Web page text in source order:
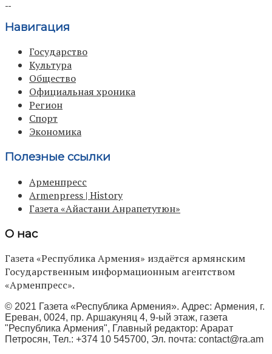
Навигация
Государство
Культура
Общество
Официальная хроника
Регион
Спорт
Экономика
Полезные ссылки
Арменпресс
Armenpress | History
Газета «Айастани Анрапетутюн»
О нас
Газета «Республика Армения» издаётся армянским
Государственным информационным агентством
«Арменпресс».
© 2021 Газета «Республика Армения». Адрес: Армения, г.
Ереван, 0024, пр. Аршакуняц 4, 9-ый этаж, газета
"Республика Армения", Главный редактор: Арарат
Петросян, Тел.: +374 10 545700, Эл. почта: contact@ra.am